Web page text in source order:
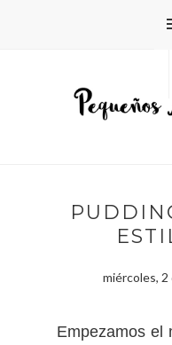
miércoles,
Empezamos el